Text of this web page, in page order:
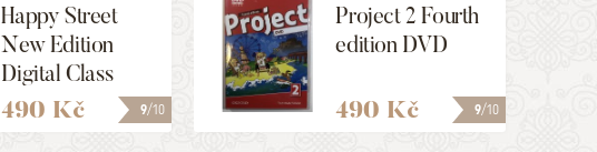
9/10
Happy Street
New Edition
Digital Class
Resources 1-2
490 Kč 9/10
Project 2 Fourth
edition DVD
490 Kč